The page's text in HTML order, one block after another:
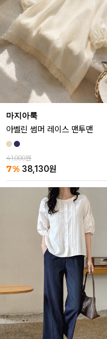
마지아룩
아벨린 썸머 레이스 맨투맨
41,000원
7% 38,130원